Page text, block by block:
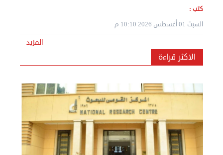
الإثنين 02 سبتمبر 2024 05:01 م
كتب :
السبت 01 أغسطس 2026 10:10 م
المزيد
الاكثر قراءة